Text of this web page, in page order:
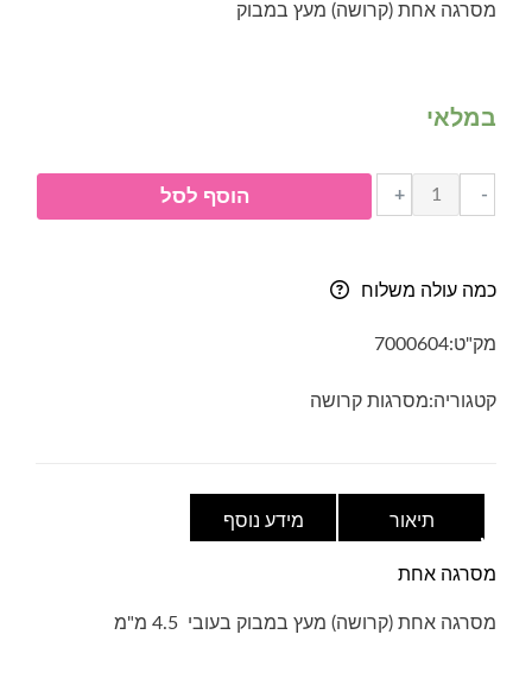
מסרגה אחת (קרושה) מעץ במבוק
במלאי
-
כמות
של
(קרושה)
+ הוסף לסל
כמה עולה משלוח
מק"ט:7000604
קטגוריה:מסרגות קרושה
תיאור מידע נוסף
מסרגה אחת
מסרגה אחת (קרושה) מעץ במבוק בעובי 4.5 מ"מ